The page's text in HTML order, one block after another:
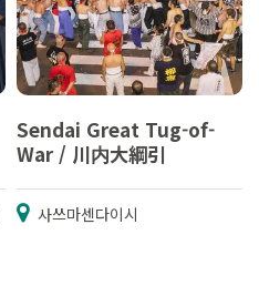
Sendai Great Tug-of-
War / 川内大綱引
사쓰마센다이시